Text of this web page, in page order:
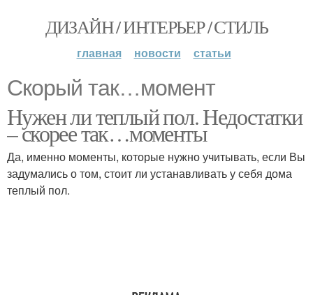
ДИЗАЙН / ИНТЕРЬЕР / СТИЛЬ
главная новости статьи
Скорый так…момент
Нужен ли теплый пол. Недостатки
– скорее так…моменты
Да, именно моменты, которые нужно учитывать, если Вы
задумались о том, стоит ли устанавливать у себя дома
теплый пол.